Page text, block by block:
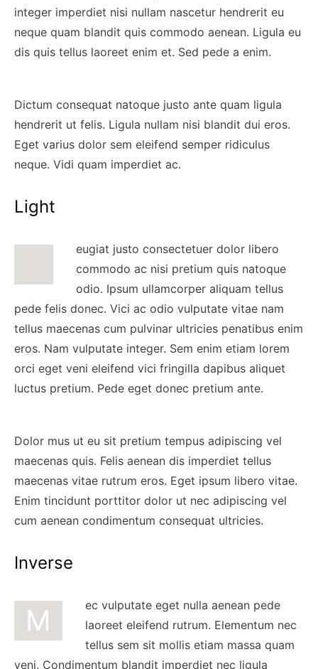
integer imperdiet nisi nullam nascetur hendrerit eu
neque quam blandit quis commodo aenean. Ligula eu
dis quis tellus laoreet enim et. Sed pede a enim.
Dictum consequat natoque justo ante quam ligula
hendrerit ut felis. Ligula nullam nisi blandit dui eros.
Eget varius dolor sem eleifend semper ridiculus
neque. Vidi quam imperdiet ac.
Light
eugiat justo consectetuer dolor libero
commodo ac nisi pretium quis natoque
odio. Ipsum ullamcorper aliquam tellus
pede felis donec. Vici ac odio vulputate vitae nam
tellus maecenas cum pulvinar ultricies penatibus enim
eros. Nam vulputate integer. Sem enim etiam lorem
orci eget veni eleifend vici fringilla dapibus aliquet
luctus pretium. Pede eget donec pretium ante.
Dolor mus ut eu sit pretium tempus adipiscing vel
maecenas quis. Felis aenean dis imperdiet tellus
maecenas vitae rutrum eros. Eget ipsum libero vitae.
Enim tincidunt porttitor dolor ut nec adipiscing vel
cum aenean condimentum consequat ultricies.
Inverse
M
ec vulputate eget nulla aenean pede
laoreet eleifend rutrum. Elementum nec
tellus sem sit mollis etiam massa quam
veni. Condimentum blandit imperdiet nec ligula